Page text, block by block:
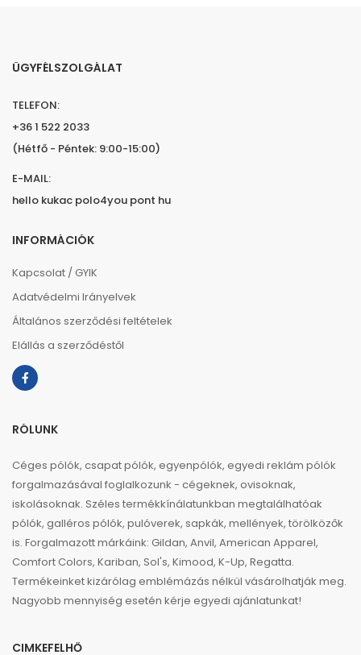
ÜGYFÉLSZOLGÁLAT
TELEFON:
+36 1 522 2033
(Hétfő - Péntek: 9:00-15:00)
E-MAIL:
hello kukac polo4you pont hu
INFORMÁCIÓK
Kapcsolat / GYIK
Adatvédelmi Irányelvek
Általános szerződési feltételek
Elállás a szerződéstől
RÓLUNK
Céges pólók, csapat pólók, egyenpólók, egyedi reklám pólók
forgalmazásával foglalkozunk - cégeknek, ovisoknak,
iskolásoknak. Széles termékkínálatunkban megtalálhatóak
pólók, galléros pólók, pulóverek, sapkák, mellények, törölközők
is. Forgalmazott márkáink: Gildan, Anvil, American Apparel,
Comfort Colors, Kariban, Sol's, Kimood, K-Up, Regatta.
Termékeinket kizárólag emblémázás nélkül vásárolhatják meg.
Nagyobb mennyiség esetén kérje egyedi ajánlatunkat!
CIMKEFELHŐ